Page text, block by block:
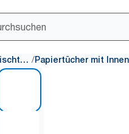
Papierwischtücher /